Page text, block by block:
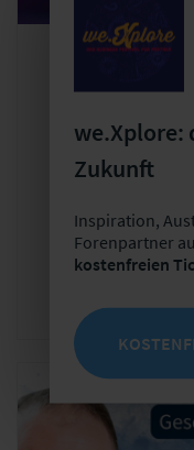
DORA - Von
konkreten
Ort: Design
Frankfurt am
we.Xplore:
Zukunft
Inspiration,
Forenpartner
kostenfreien